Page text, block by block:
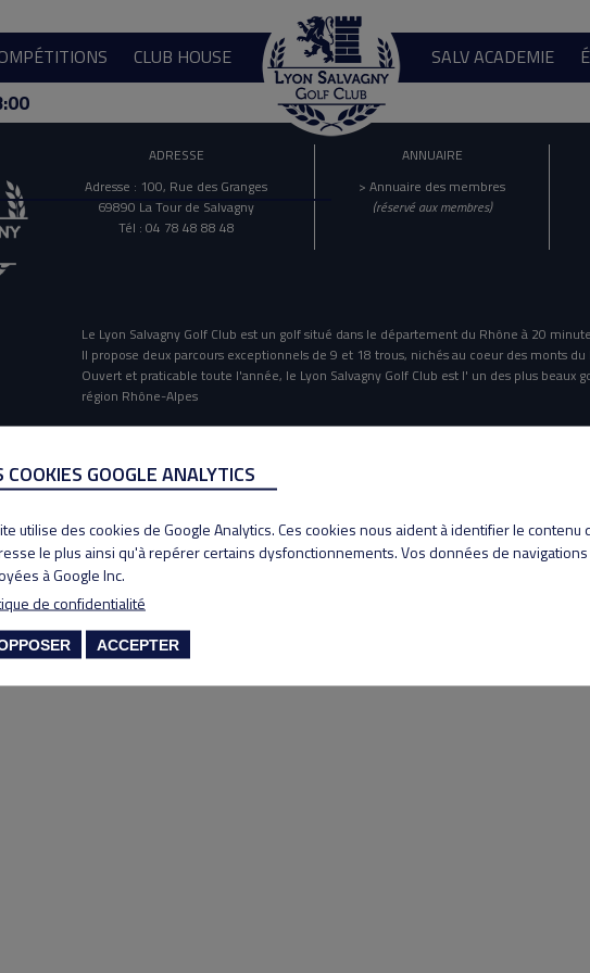
CLUB HOUSE SALV ACADEMIE
ADRESSE
Adresse : 100, Rue des Granges
69890 La Tour de Salvagny
Tél : 04 78 48 88 48
ANNUAIRE
> Annuaire des membres
(réservé aux membres)
Le Lyon Salvagny Golf Club est un golf situé dans le département du Rhône à 20
Il propose deux parcours exceptionnels de 9 et 18 trous, nichés au coeur des monts du
Ouvert et praticable toute l'année, le Lyon Salvagny Golf Club est l' un des plus beaux
région Rhône-Alpes
Copyright 2020 Lyon Salvagny golf club
COOKIES GOOGLE ANALYTICS
utilise des cookies de Google Analytics. Ces cookies nous aident à identifier le contenu
le plus ainsi qu'à repérer certains dysfonctionnements. Vos données de
à Google Inc.
de confidentialité
ACCEPTER